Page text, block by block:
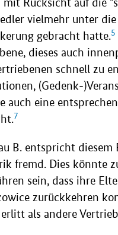
vielmehr unter
gebracht hatte.5
dieses auch
schnell zu
(Gedenk-
auch eine
7
B. entspricht
fremd. Dies könnte
sein, dass ihre
zurückkehren
als andere